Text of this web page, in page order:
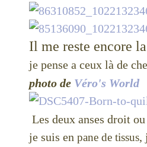
Il me reste encore
je pense a ceux là de
photo de Véro's World
Les deux anses droit ou
je suis en pane de tissus,